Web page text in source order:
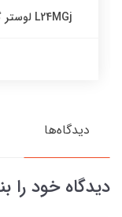
L24MGj لوستر گرد ۲۴شعله با حباب شیشه ای برند OWL
دیدگاه‌ها
دیدگاه خود را